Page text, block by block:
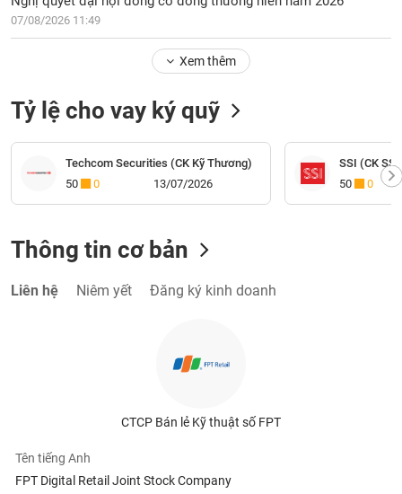
07/08/2026 11:49
Xem thêm
Tỷ lệ cho vay ký quỹ
Techcom Securities (CK Kỹ Thương)
50
0 13/07/2026
SSI (CK
50
0
Thông tin cơ bản
Liên hệ Niêm yết Đăng ký kinh doanh
CTCP Bán lẻ Kỹ thuật số FPT
Tên tiếng Anh
FPT Digital Retail Joint Stock Company